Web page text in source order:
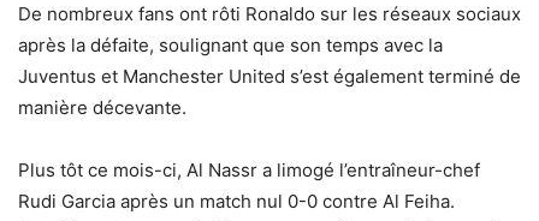
De nombreux fans ont rôti Ronaldo sur les réseaux sociaux
après la défaite, soulignant que son temps avec la
Juventus et Manchester United s’est également terminé de
manière décevante.
Plus tôt ce mois-ci, Al Nassr a limogé l’entraîneur-chef
Rudi Garcia après un match nul 0-0 contre Al Feiha.